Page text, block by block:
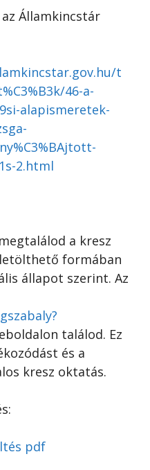
Államkincstár
t
46-a-
alapismeretek-
2.html
a kresz
formában
állapot szerint. Az
találod. Ez
és a
kresz oktatás.
pdf